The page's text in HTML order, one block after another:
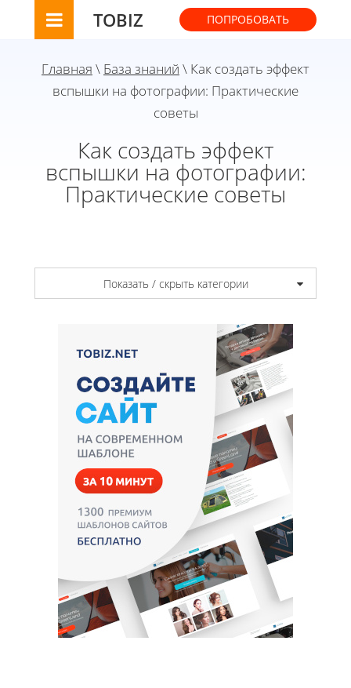
TOBIZ ПОПРОБОВАТЬ
Главная \ База знаний \ Как создать эффект
вспышки на фотографии: Практические
советы
Как создать эффект
вспышки на фотографии:
Практические советы
Показать / скрыть категории